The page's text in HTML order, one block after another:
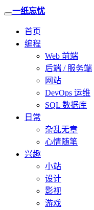
一纸忘忧
首页
编程
Web 前端
后端 / 服务端
网站
DevOps 运维
SQL 数据库
日常
杂乱无章
心情随笔
兴趣
小站
设计
影视
游戏